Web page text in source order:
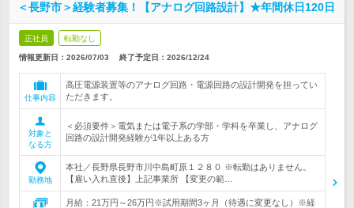
＜長野市＞経験者募集！【アナログ回路設計】★年間休日120日
正社員 転勤なし
情報更新日：2026/07/03 終了予定日： 2026/12/24
仕事内容
高圧電源装置等のアナログ回路・電源回路の設計開発を担ってい
ただきます。
対象と
なる方
＜必須要件＞電気または電子系の学部・学科を卒業し、アナログ
回路の設計開発経験が1年以上ある方
勤務地
本社／長野県長野市川中島町原１２８０ ※転勤はありません。
【雇い入れ直後】上記事業所 【変更の範…
月給：21万円～26万円※試用期間3ヶ月（待遇に変更なし）※経